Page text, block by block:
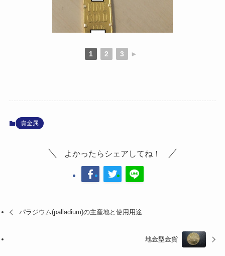
1 2 3 ►
貴金属
よかったらシェアしてね！
パラジウム(palladium)の主産地と使用用途
地金型金貨